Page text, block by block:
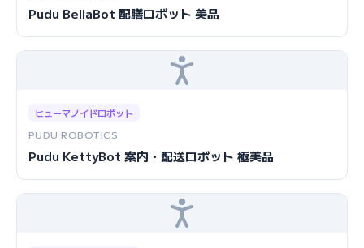
Pudu BellaBot 配膳ロボット 美品
ヒューマノイドロボット
PUDU ROBOTICS
Pudu KettyBot 案内・配送ロボット 極美品